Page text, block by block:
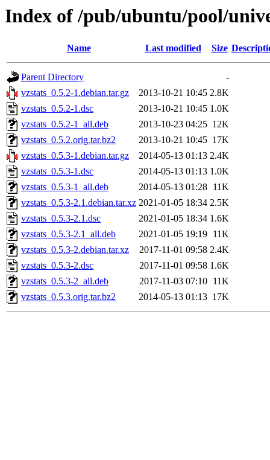
Index of /pub/ubuntu/pool/
Name Last modified Size
Parent Directory
-
vzstats_0.5.2-1.debian.tar.gz
2013-10-21 10:45 2.8K
vzstats_0.5.2-1.dsc
2013-10-21 10:45 1.0K
vzstats_0.5.2-1_all.deb
2013-10-23 04:25 12K
vzstats_0.5.2.orig.tar.bz2
2013-10-21 10:45 17K
vzstats_0.5.3-1.debian.tar.gz
2014-05-13 01:13 2.4K
vzstats_0.5.3-1.dsc
2014-05-13 01:13 1.0K
vzstats_0.5.3-1_all.deb
2014-05-13 01:28 11K
vzstats_0.5.3-2.1.debian.tar.xz 2021-01-05 18:34 2.5K
vzstats_0.5.3-2.1.dsc
2021-01-05 18:34 1.6K
vzstats_0.5.3-2.1_all.deb
2021-01-05 19:19 11K
vzstats_0.5.3-2.debian.tar.xz
2017-11-01 09:58 2.4K
vzstats_0.5.3-2.dsc
2017-11-01 09:58 1.6K
vzstats_0.5.3-2_all.deb
2017-11-03 07:10 11K
vzstats_0.5.3.orig.tar.bz2
2014-05-13 01:13 17K